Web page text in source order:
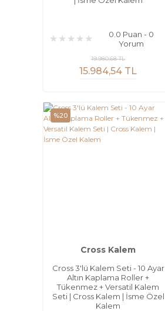
0.0 Puan - 0
Yorum
15.984,54 TL
19.980,68 TL
%20
Cross Kalem
Cross 3'lü Kalem Seti - 10 Ayar
Altın Kaplama Roller +
Tükenmez + Versatil Kalem
Seti | Cross Kalem | İsme Özel
Kalem